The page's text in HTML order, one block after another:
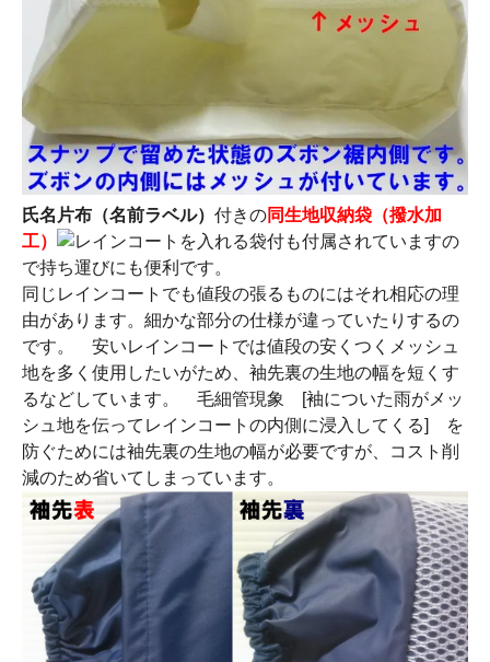
氏名片布（名前ラベル） 付きの同生地収納袋（撥水加
工）
も付属されていますの
で持ち運びにも便利です。
同じレインコートでも値段の張るものにはそれ相応の理
由があります。細かな部分の仕様が違っていたりするの
です。 安いレインコートでは値段の安くつくメッシュ
地を多く使用したいがため、袖先裏の生地の幅を短くす
るなどしています。 毛細管現象 [袖についた雨がメッ
シュ地を伝ってレインコートの内側に浸入してくる] を
防ぐためには袖先裏の生地の幅が必要ですが、コスト削
減のため省いてしまっています。